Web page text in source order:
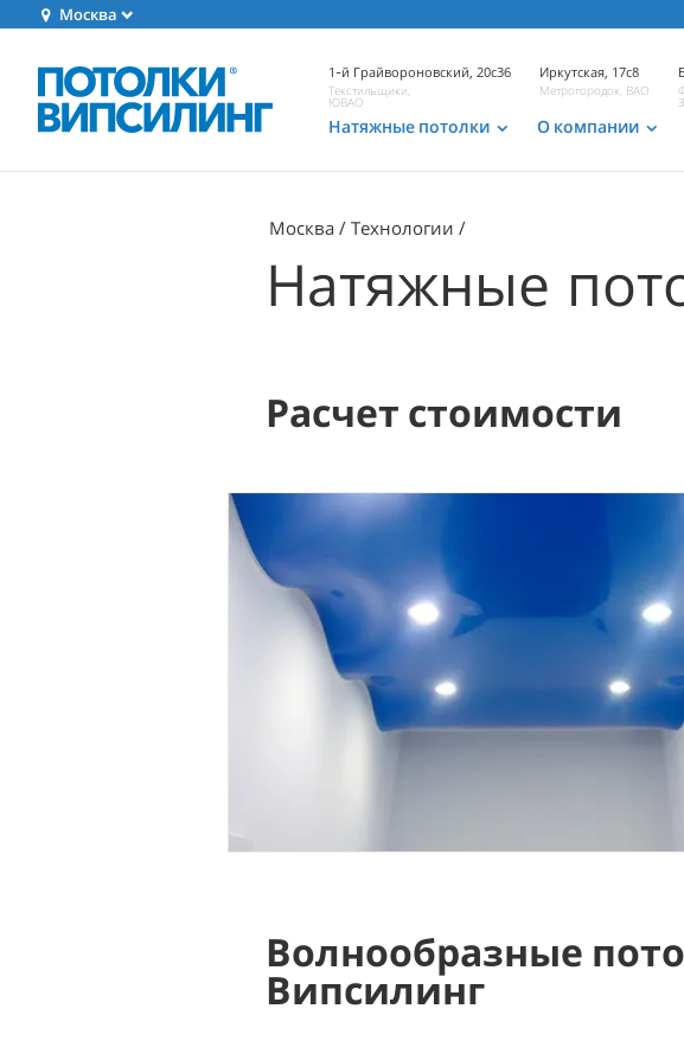
Москва
1-й Грайвороновский, 20с36
Текстильщики,
ЮВАО
Иркутская, 17с8
Метрогородок, ВАО
Натяжные потолки О компании
Москва Технологии
Натяжные
Расчет стоимости
Волнообразные
Випсилинг